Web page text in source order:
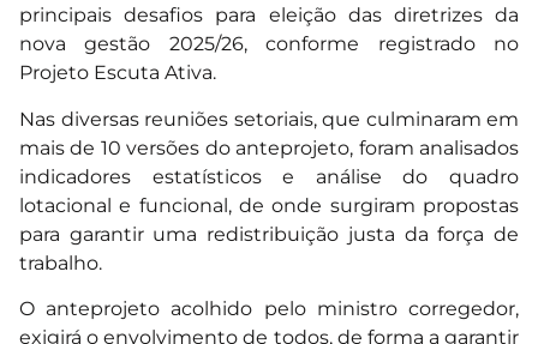
principais desafios para eleição das diretrizes da
nova gestão 2025/26, conforme registrado no
Projeto Escuta Ativa.
Nas diversas reuniões setoriais, que culminaram em
mais de 10 versões do anteprojeto, foram analisados
indicadores estatísticos e análise do quadro
lotacional e funcional, de onde surgiram propostas
para garantir uma redistribuição justa da força de
trabalho.
O anteprojeto acolhido pelo ministro corregedor,
exigirá o envolvimento de todos, de forma a garantir